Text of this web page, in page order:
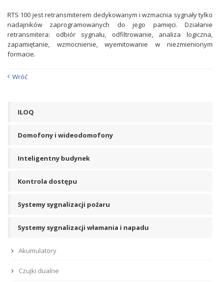
RTS 100 jest retransmiterem dedykowanym i wzmacnia sygnały tylko
nadajników zaprogramowanych do jego pamięci. Działanie
retransmitera: odbiór sygnału, odfiltrowanie, analiza logiczna,
zapamiętanie, wzmocnienie, wyemitowanie w niezmienionym
formacie.
Wróć
ILOQ
Domofony i wideodomofony
Inteligentny budynek
Kontrola dostępu
Systemy sygnalizacji pożaru
Systemy sygnalizacji włamania i napadu
Akumulatory
Czujki dualne